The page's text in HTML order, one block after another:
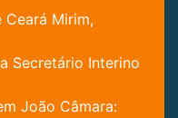
Mirim,
Secretário Interino
João Câmara: